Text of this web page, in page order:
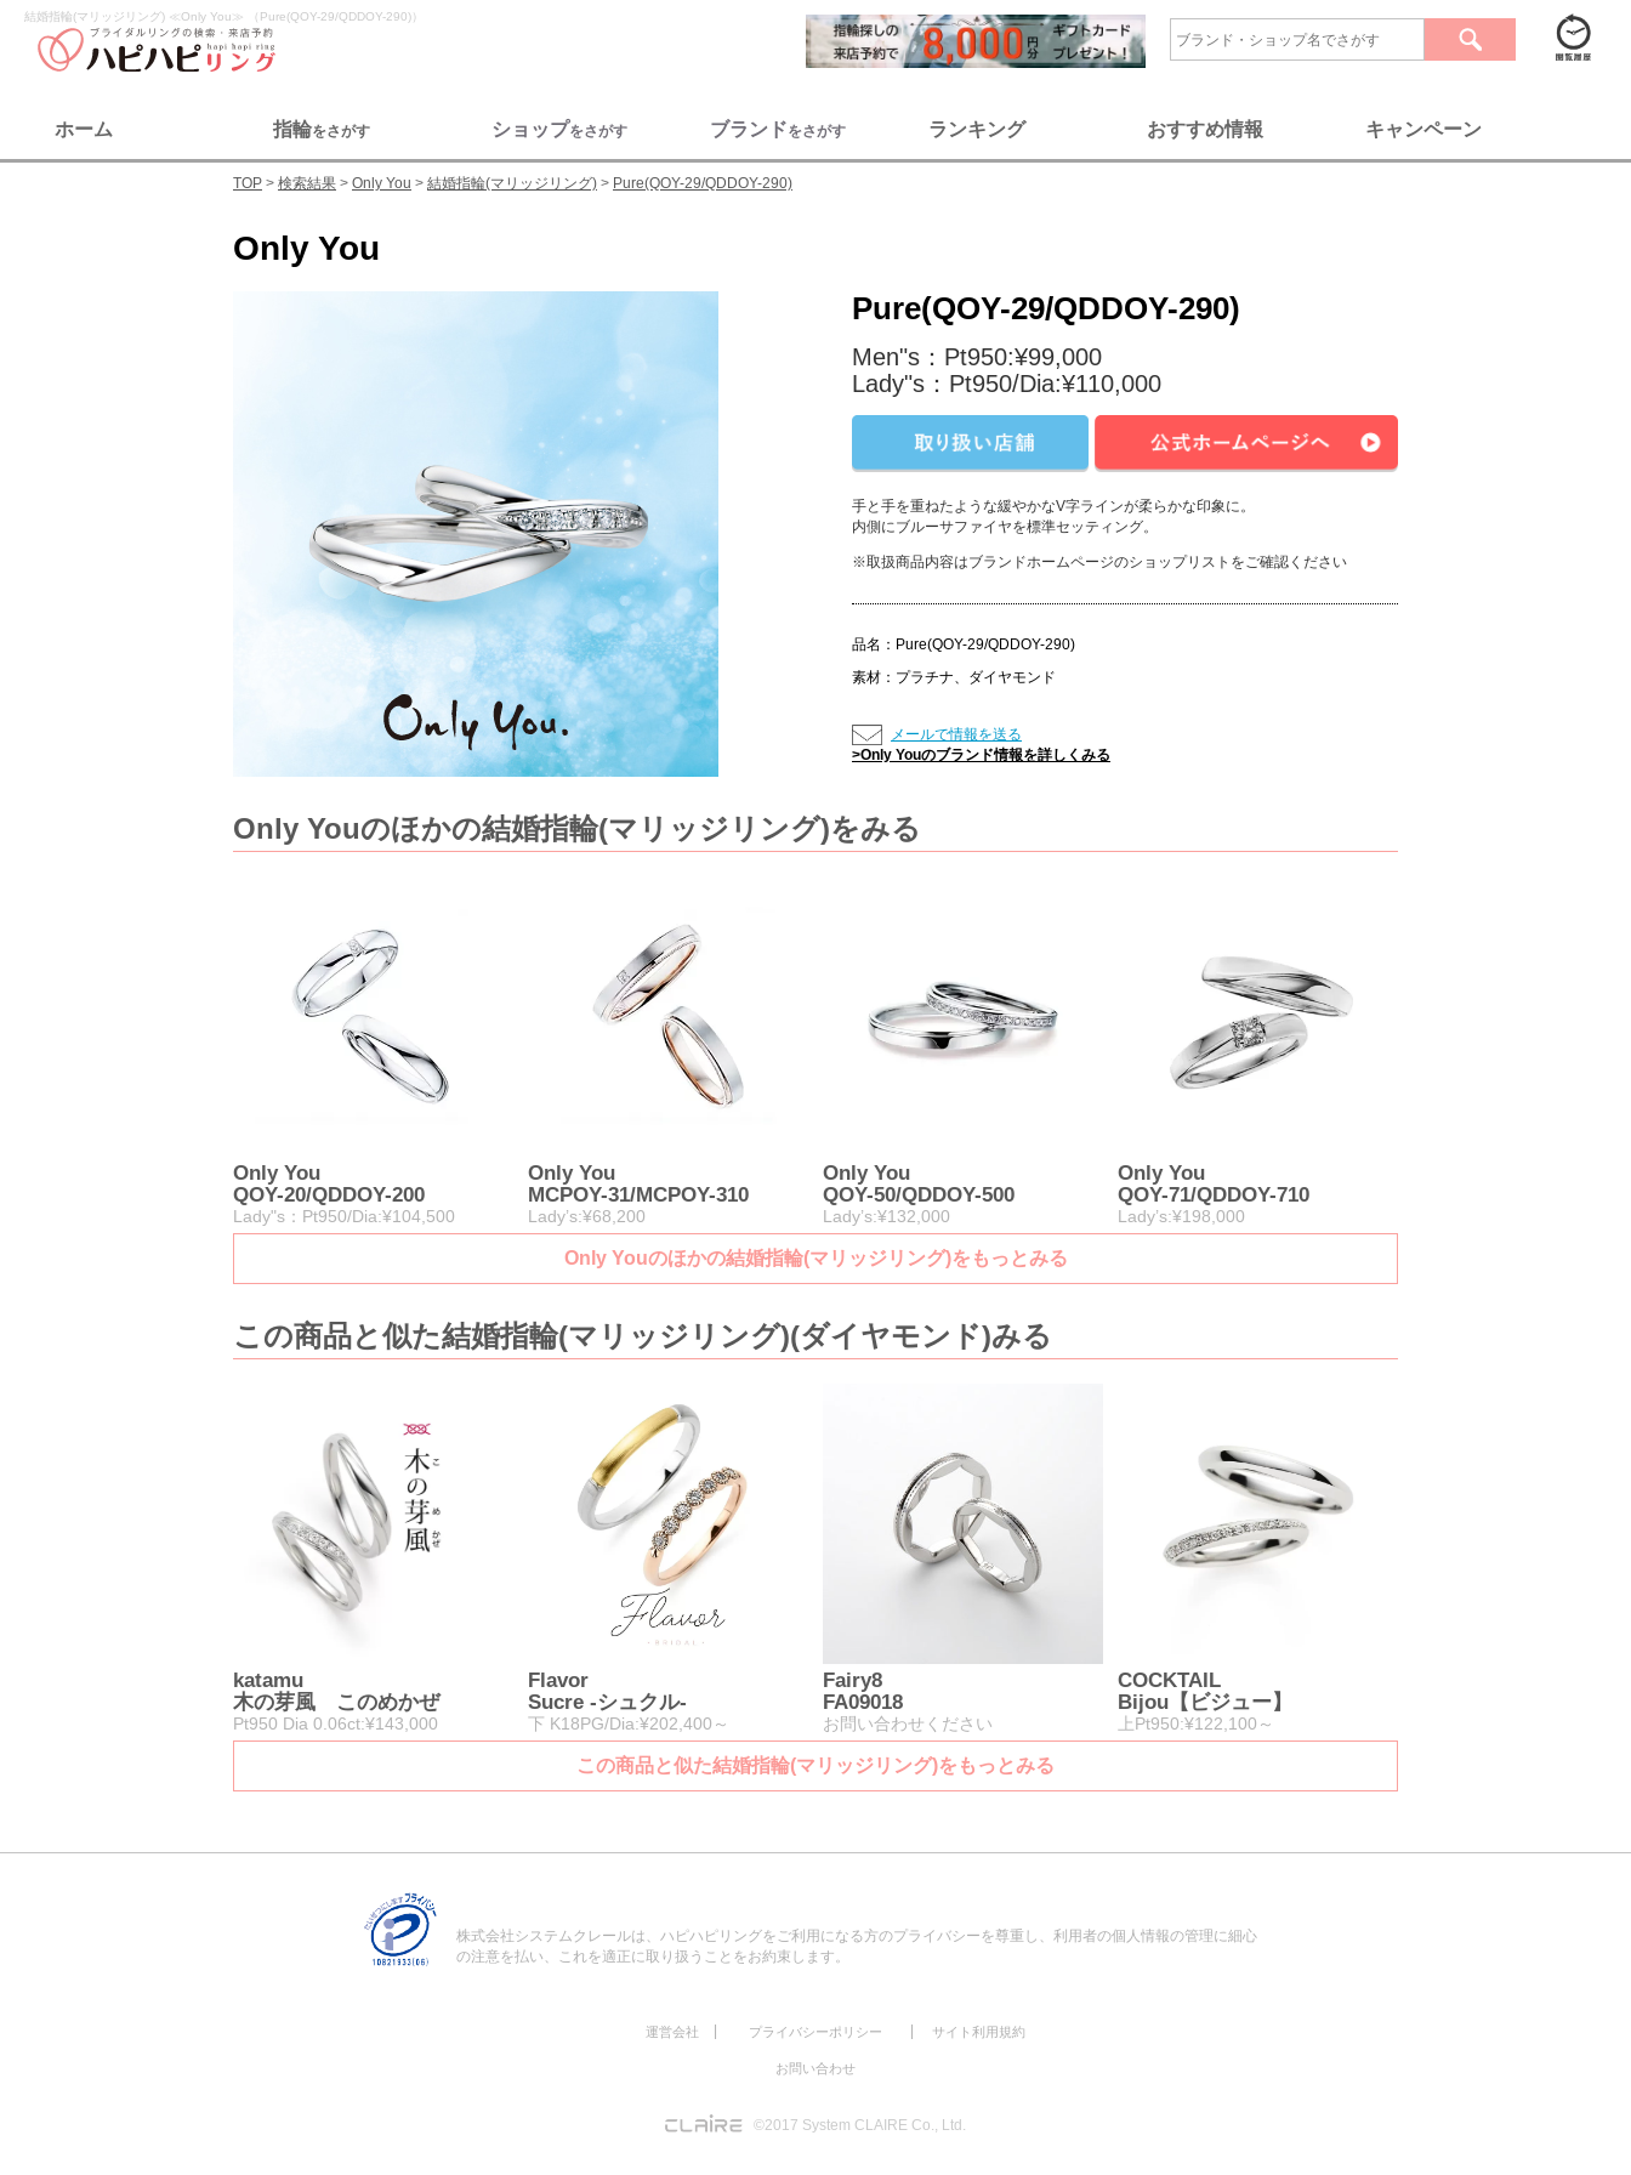
結婚指輪(マリッジリング) ≪Only You≫ （Pure(QOY-29/QDDOY-290)）
ホーム 指輪をさがす ショップをさがす ブランドをさがす ランキング おすすめ情報 キャンペーン
TOP 検索結果 Only You 結婚指輪(マリッジリング) Pure(QOY-29/QDDOY-290)
Only You
Pure(QOY-29/QDDOY-290)
Men"s：Pt950:¥99,000
Lady"s：Pt950/Dia:¥110,000
手と手を重ねたような緩やかなV字ラインが柔らかな印象に。
内側にブルーサファイヤを標準セッティング。
※取扱商品内容はブランドホームページのショップリストをご確認ください
品名： Pure(QOY-29/QDDOY-290)
素材： プラチナ、ダイヤモンド
メールで情報を送る
>Only Youのブランド情報を詳しくみる
Only Youのほかの結婚指輪(マリッジリング)をみる
Only You
QOY-20/QDDOY-200
Lady"s：Pt950/Dia:¥104,500
Only You
MCPOY-31/MCPOY-310
Lady’s:¥68,200
Only You
QOY-50/QDDOY-500
Lady’s:¥132,000
Only You
QOY-71/QDDOY-710
Lady’s:¥198,000
Only Youのほかの結婚指輪(マリッジリング)をもっとみる
この商品と似た結婚指輪(マリッジリング)(ダイヤモンド)みる
katamu
木の芽風 このめかぜ
Pt950 Dia 0.06ct:¥143,000
Flavor
Sucre -シュクル-
下 K18PG/Dia:¥202,400～
Fairy8
FA09018
お問い合わせください
COCKTAIL
Bijou【ビジュー】
上Pt950:¥122,100～
この商品と似た結婚指輪(マリッジリング)をもっとみる
株式会社システムクレールは、ハピハピリングをご利用になる方のプライバシーを尊重し、利用者の個人情報の管理に細心
の注意を払い、これを適正に取り扱うことをお約束します。
運営会社 プライバシーポリシー サイト利用規約
お問い合わせ
©2017 System CLAIRE Co., Ltd.